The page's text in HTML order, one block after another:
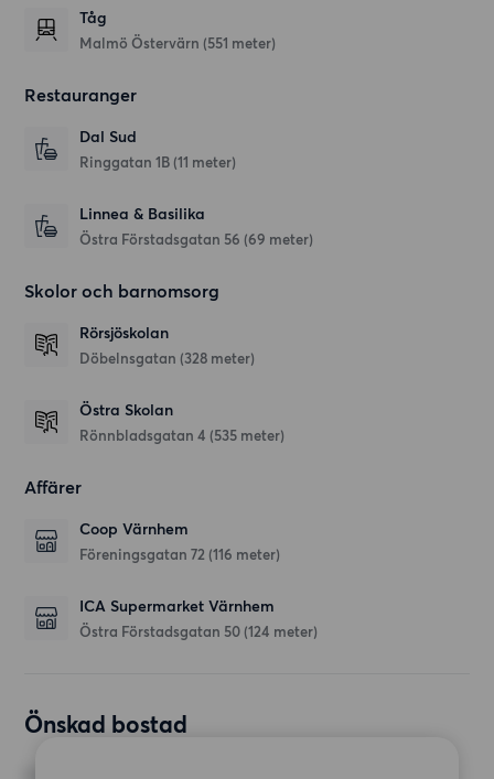
Tåg
Malmö Östervärn (551 meter)
Restauranger
Dal Sud
Ringgatan 1B (11 meter)
Linnea & Basilika
Östra Förstadsgatan 56 (69 meter)
Skolor och barnomsorg
Rörsjöskolan
Döbelnsgatan (328 meter)
Östra Skolan
Rönnbladsgatan 4 (535 meter)
Affärer
Coop Värnhem
Föreningsgatan 72 (116 meter)
ICA Supermarket Värnhem
Östra Förstadsgatan 50 (124 meter)
Önskad bostad